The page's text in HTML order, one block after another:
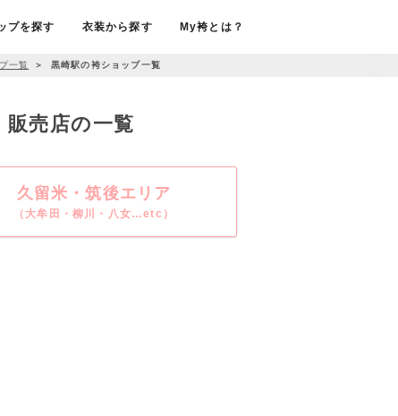
プを探す 衣装から探す My袴とは？
一覧 ＞ 黒崎駅の袴ショップ一覧
売店の一覧
久留米・筑後エリア
（大牟田・柳川・八女…etc）